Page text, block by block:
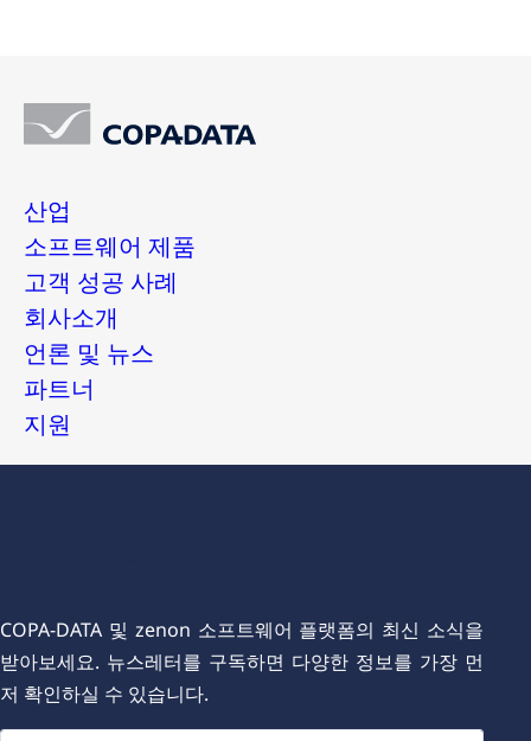
산업
소프트웨어 제품
고객 성공 사례
회사소개
언론 및 뉴스
파트너
지원
COPA-DATA 및 zenon 소프트웨어 플랫폼의 최신 소식을
받아보세요. 뉴스레터를 구독하면 다양한 정보를 가장 먼
저 확인하실 수 있습니다.